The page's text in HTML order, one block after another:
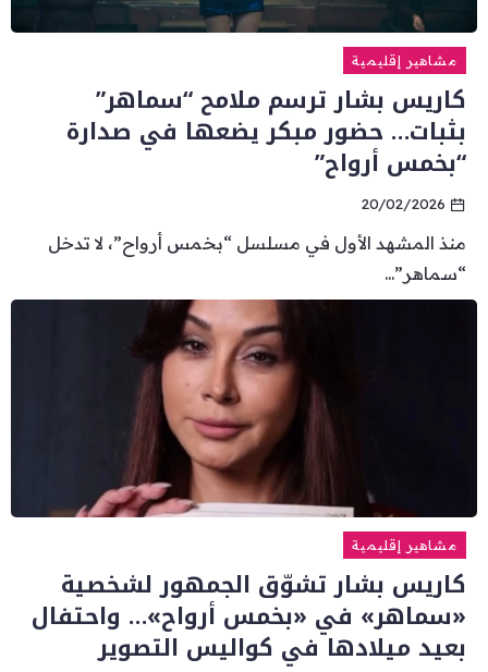
مشاهير إقليمية
كاريس بشار ترسم ملامح “سماهر”
بثبات… حضور مبكر يضعها في صدارة
“بخمس أرواح”
20/02/2026
منذ المشهد الأول في مسلسل “بخمس أرواح”، لا تدخل
“سماهر”...
مشاهير إقليمية
كاريس بشار تشوّق الجمهور لشخصية
«سماهر» في «بخمس أرواح»… واحتفال
بعيد ميلادها في كواليس التصوير